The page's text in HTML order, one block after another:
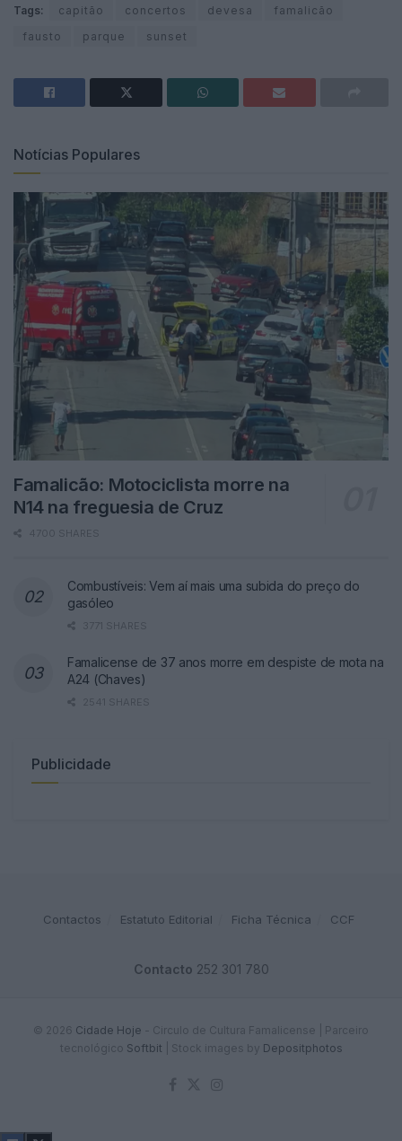
Tags: capitão concertos devesa
famalicão
fausto
parque sunset
Notícias Populares
Famalicão: Motociclista morre na
N14 na freguesia de Cruz
4700 SHARES
Combustíveis: Vem aí mais uma subida do preço do
gasóleo
3771 SHARES
Famalicense de 37 anos morre em despiste de mota na
A24 (Chaves)
2541 SHARES
Publicidade
Contactos Estatuto Editorial Ficha Técnica CCF
Contacto 252 301 780
© 2026 Cidade Hoje - Circulo de Cultura Famalicense | Parceiro
tecnológico Softbit Stock images by Depositphotos